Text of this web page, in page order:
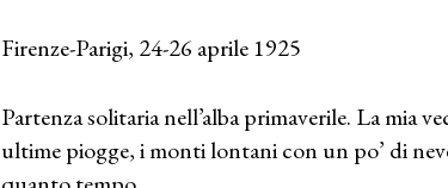
Firenze-Parigi, 24-26 aprile 1925
Partenza solitaria nell’alba primaverile. La mia
ultime piogge, i monti lontani con un po’ di